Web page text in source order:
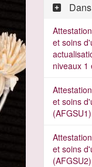
et soins
niveaux 1
et soins
(AFGSU1)
et soins
(AFGSU2)